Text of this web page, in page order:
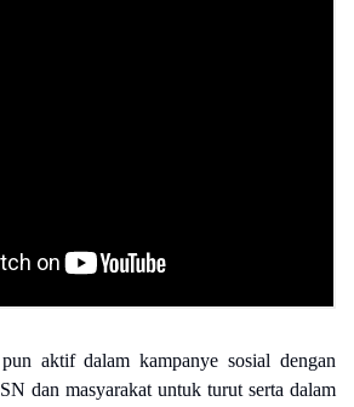
aktif dalam kampanye sosial dengan
dan masyarakat untuk turut serta dalam